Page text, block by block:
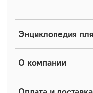
Энциклопедия
О компании